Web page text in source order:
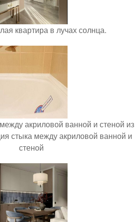
квартира в лучах солнца.
акриловой ванной и стеной из
стыка между акриловой ванной и
стеной